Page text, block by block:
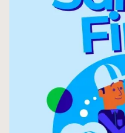
signalen herkent en